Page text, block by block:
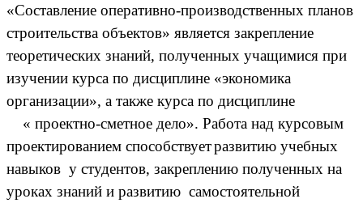
«Составление оперативно-производственных планов
строительства объектов» является закрепление
теоретических знаний, полученных учащимися при
изучении курса по дисциплине «экономика
организации», а также курса по дисциплине
« проектно-сметное дело». Работа над курсовым
проектированием способствуетразвитию учебных
навыков у студентов, закреплению полученных на
уроках знаний и развитию самостоятельной